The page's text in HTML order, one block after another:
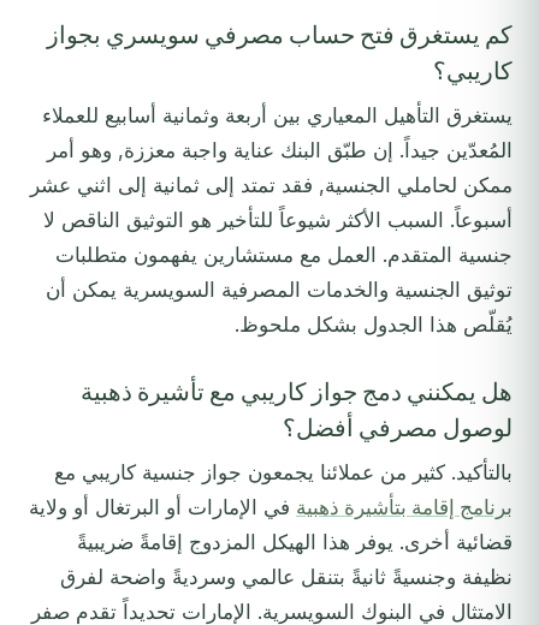
كم يستغرق فتح حساب مصرفي سويسري بجواز
كاريبي؟
يستغرق التأهيل المعياري بين أربعة وثمانية أسابيع للعملاء
المُعدّين جيداً. إن طبّق البنك عناية واجبة معززة, وهو أمر
ممكن لحاملي الجنسية, فقد تمتد إلى ثمانية إلى اثني عشر
أسبوعاً. السبب الأكثر شيوعاً للتأخير هو التوثيق الناقص لا
جنسية المتقدم. العمل مع مستشارين يفهمون متطلبات
توثيق الجنسية والخدمات المصرفية السويسرية يمكن أن
يُقلّص هذا الجدول بشكل ملحوظ.
هل يمكنني دمج جواز كاريبي مع تأشيرة ذهبية
لوصول مصرفي أفضل؟
بالتأكيد. كثير من عملائنا يجمعون جواز جنسية كاريبي مع
برنامج إقامة بتأشيرة ذهبية في الإمارات أو البرتغال أو ولاية
قضائية أخرى. يوفر هذا الهيكل المزدوج إقامةً ضريبيةً
نظيفة وجنسيةً ثانيةً بتنقل عالمي وسرديةً واضحة لفرق
الامتثال في البنوك السويسرية. الإمارات تحديداً تقدم صفر